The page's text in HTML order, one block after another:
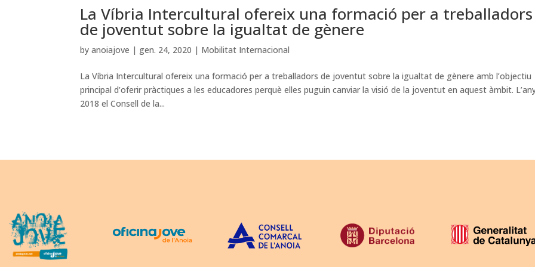
La Víbria Intercultural ofereix una formació per a treballadors
de joventut sobre la igualtat de gènere
byanoiajove | gen. 24, 2020 | Mobilitat Internacional
La Víbria Intercultural ofereix una formació per a treballadors de joventut sobre la igualtat de gènere amb l’objectiu
principal d’oferir pràctiques a les educadores perquè elles puguin canviar la visió de la joventut en aquest àmbit.
2018 el Consell de la...